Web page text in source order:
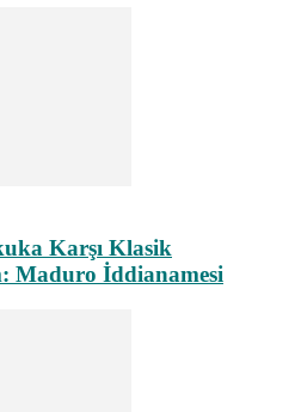
Karşı Klasik
Maduro İddianamesi